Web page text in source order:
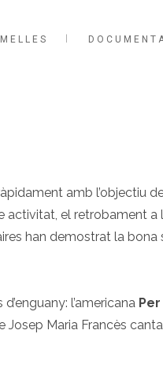
amb l’objectiu
el retrobament a
han demostrat la
l’americana
Josep Maria Francès